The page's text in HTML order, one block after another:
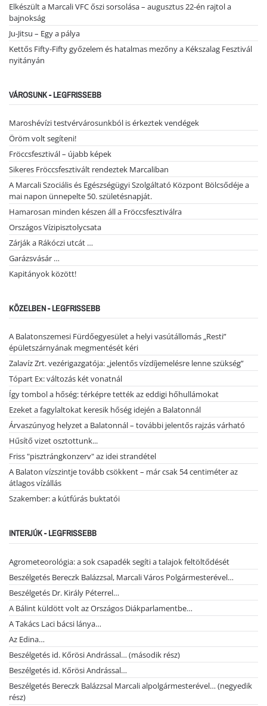
Elkészült a Marcali VFC őszi sorsolása – augusztus 22-én rajtol a
bajnokság
Ju-Jitsu – Egy a pálya
Kettős Fifty-Fifty győzelem és hatalmas mezőny a Kékszalag Fesztivál
nyitányán
VÁROSUNK - LEGFRISSEBB
Maroshévízi testvérvárosunkból is érkeztek vendégek
Öröm volt segíteni!
Fröccsfesztivál – újabb képek
Sikeres Fröccsfesztivált rendeztek Marcaliban
A Marcali Szociális és Egészségügyi Szolgáltató Központ Bölcsődéje a
mai napon ünnepelte 50. születésnapját.
Hamarosan minden készen áll a Fröccsfesztiválra
Országos Vízipisztolycsata
Zárják a Rákóczi utcát …
Garázsvásár …
Kapitányok között!
KÖZELBEN - LEGFRISSEBB
A Balatonszemesi Fürdőegyesület a helyi vasútállomás „Resti”
épületszárnyának megmentését kéri
Zalavíz Zrt. vezérigazgatója: „jelentős vízdíjemelésre lenne szükség”
Tópart Ex: változás két vonatnál
Így tombol a hőség: térképre tették az eddigi hőhullámokat
Ezeket a fagylaltokat keresik hőség idején a Balatonnál
Árvaszúnyog helyzet a Balatonnál – további jelentős rajzás várható
Hűsítő vizet osztottunk...
Friss "pisztrángkonzerv" az idei strandétel
A Balaton vízszintje tovább csökkent – már csak 54 centiméter az
átlagos vízállás
Szakember: a kútfúrás buktatói
INTERJÚK - LEGFRISSEBB
Agrometeorológia: a sok csapadék segíti a talajok feltöltődését
Beszélgetés Bereczk Balázzsal, Marcali Város Polgármesterével…
Beszélgetés Dr. Király Péterrel…
A Bálint küldött volt az Országos Diákparlamentbe…
A Takács Laci bácsi lánya…
Az Edina…
Beszélgetés id. Kőrösi Andrással… (második rész)
Beszélgetés id. Kőrösi Andrással…
Beszélgetés Bereczk Balázzsal Marcali alpolgármesterével… (negyedik
rész)